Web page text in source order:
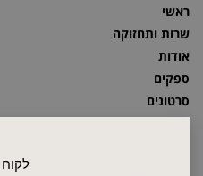
לקוח
ראשי
שרות ותחזוקה
אודות
ספקים
סרטונים